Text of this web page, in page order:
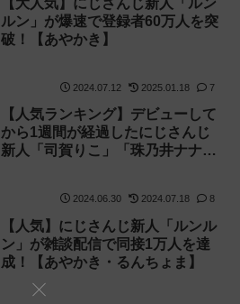
ルン」が爆速で登録者60万人を突
破！【あやかき】
2024.07.12 2025.01.18 7
【人気ランキング】デビューして
から1週間が経過したにじさんじ
新人「司賀りこ」「珠乃井ナナ」
較してみた【あやかき】
2024.06.30 2024.07.18 8
【人気】にじさんじ新人「ルンル
ン」が雑談配信で同接1万人を達
成！【あやかき・るんちょま】